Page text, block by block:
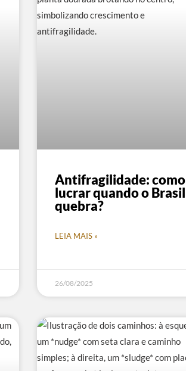
Antifragilidade: como
lucrar quando o Brasil
quebra?
LEIA MAIS »
26/08/2025